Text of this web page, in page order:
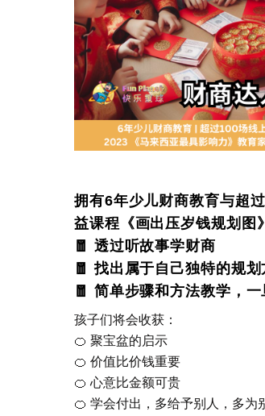
拥有6年少儿财商教育与超
益课程《画出压岁钱规划图
🧧 透过听故事学财商
🧧 找出属于自己独特的规
🧧 简单步骤和方法教学，
孩子们将会收获：
🍊 聚宝盆的启示
🍊 价值比价钱重要
🍊 心意比金额可贵
🍊 学会付出，多给予别人，多为